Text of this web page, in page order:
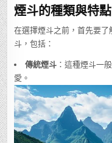
煙斗的種類與特點
在選擇煙斗之前，首先要
斗，包括：
傳統煙斗 ：這種煙斗一
愛。